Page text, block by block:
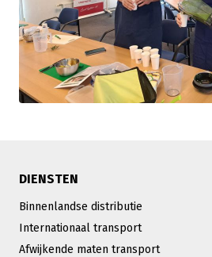
DIENSTEN
Binnenlandse distributie
Internationaal transport
Afwijkende maten transport